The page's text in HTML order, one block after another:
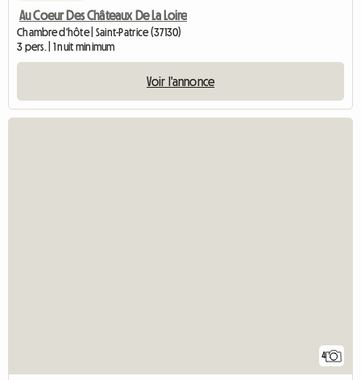
Au Coeur Des Châteaux De La Loire
Chambre d'hôte | Saint-Patrice (37130)
3 pers. | 1 nuit minimum
Voir l'annonce
4